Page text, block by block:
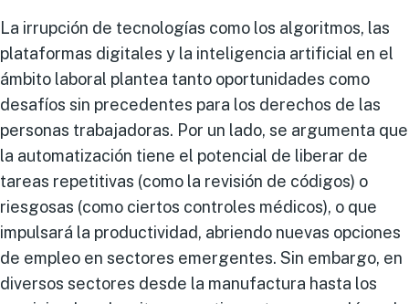
La irrupción de tecnologías como los algoritmos, las
plataformas digitales y la inteligencia artificial en el
ámbito laboral plantea tanto oportunidades como
desafíos sin precedentes para los derechos de las
personas trabajadoras. Por un lado, se argumenta que
la automatización tiene el potencial de liberar de
tareas repetitivas (como la revisión de códigos) o
riesgosas (como ciertos controles médicos), o que
impulsará la productividad, abriendo nuevas opciones
de empleo en sectores emergentes. Sin embargo, en
diversos sectores desde la manufactura hasta los